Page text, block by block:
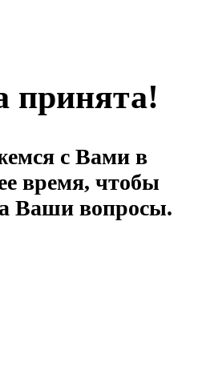
принята!
с Вами в
время, чтобы
Ваши вопросы.